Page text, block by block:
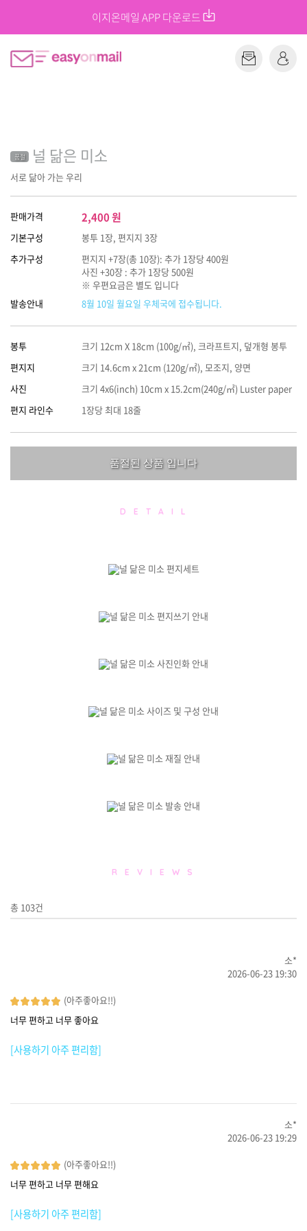
품절 널 닮은 미소
서로 닮아 가는 우리
판매가격 2,400원
기본구성
봉투 1장, 편지지 3장
추가구성
편지지 +7장(총 10장): 추가 1장당 400원
사진 +30장 : 추가 1장당 500원
※ 우편요금은 별도 입니다
발송안내
8월 10일 월요일 우체국에 접수됩니다.
봉투
크기 12cm X 18cm (100g/㎡), 크라프트지, 덮개형 봉투
편지지
크기 14.6cm x 21cm (120g/㎡), 모조지, 양면
사진
크기 4x6(inch) 10cm x 15.2cm(240g/㎡) Luster paper
편지 라인수
1장당 최대 18줄
품절된 상품 입니다
D E T A I L
R E V I E W S
총 103건
소*
2026-06-23 19:30
(아주좋아요!!)
너무 편하고 너무 좋아요
[사용하기 아주 편리함]
소*
2026-06-23 19:29
(아주좋아요!!)
너무 편하고 너무 편해요
[사용하기 아주 편리함]
이지온메일 APP 다운로드